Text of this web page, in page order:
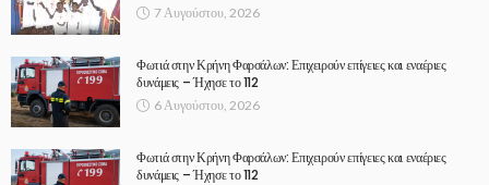
7 Αυγούστου, 2026
Φωτιά στην Κρήνη Φαρσάλων: Επιχειρούν επίγειες και εναέριες
δυνάμεις – Ήχησε το 112
6 Αυγούστου, 2026
Φωτιά στην Κρήνη Φαρσάλων: Επιχειρούν επίγειες και εναέριες
δυνάμεις – Ήχησε το 112